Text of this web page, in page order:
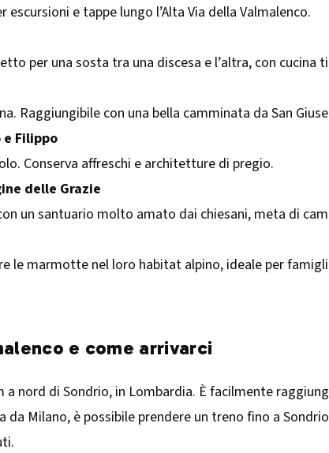
e tappe lungo l’Alta Via della Valmalenco.​
per una sosta tra una discesa e l’altra, con cucina
Raggiungibile con una bella camminata da San
Filippo
Conserva affreschi e architetture di pregio.​
delle Grazie
un santuario molto amato dai chiesani, meta di
le marmotte nel loro habitat alpino, ideale per
e come arrivarci
a nord di Sondrio, in Lombardia. È facilmente
da Milano, è possibile prendere un treno fino a